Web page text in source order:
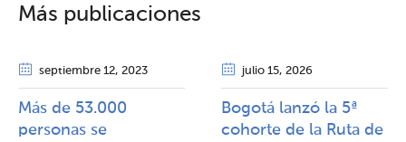
Más publicaciones
septiembre 12, 2023
Más de 53.000
personas se
julio 15, 2026
Bogotá lanzó la 5ª
cohorte de la Ruta de